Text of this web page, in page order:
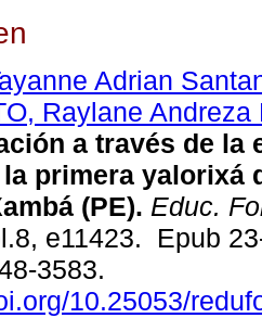
Adrian
Raylane Andreza
a través de la
primera yalorixá
(PE). Educ.
e11423. Epub
3583.
10.25053/